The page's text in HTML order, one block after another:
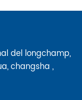
del longchamp,
changsha ,